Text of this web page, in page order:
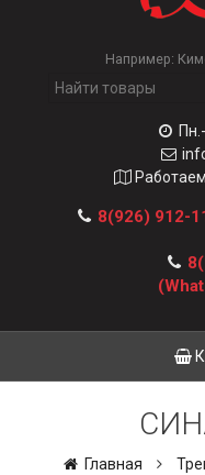
Например:
8(926) 912-
Главная